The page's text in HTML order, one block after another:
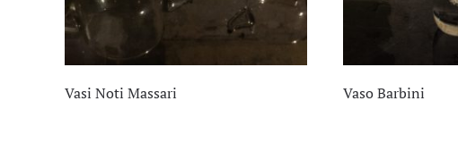
Vasi Noti Massari Vaso Barbini